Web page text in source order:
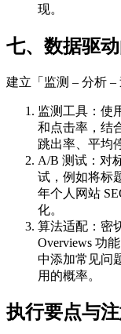
现。
七、数据驱
建立「监测 – 分析 –
监测工具：使
和点击率，结
跳出率、平均
A/B 测试：对
试，例如将标
年个人网站
化。
算法适配：密
Overviews 功
中添加常见问
用的概率。
执行要点与